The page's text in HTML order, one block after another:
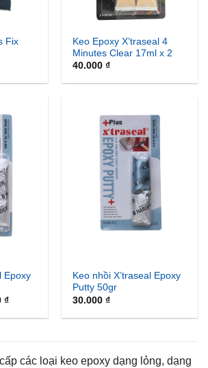
Fix
Keo Epoxy X’traseal 4
Minutes Clear 17ml x 2
40.000₫
Epoxy
₫Khoảng
từ
Keo nhồi X’traseal Epoxy
Putty 50gr
30.000₫
các loại keo epoxy dạng lỏng, dạng